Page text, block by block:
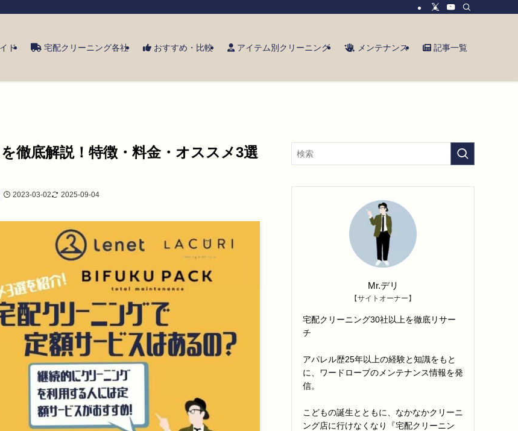
ド 宅配クリーニング各社 おすすめ・比較 アイテム別クリーニング メンテナンス 記事一覧
徹底解説！特徴・料金・オススメ3選
2023-03-02 2025-09-04
Mr.デリ
【サイトオーナー】
宅配クリーニング30社以上を徹底リサー
チ
アパレル歴25年以上の経験と知識をもと
に、ワードローブのメンテナンス情報を発
信。
こどもの誕生とともに、なかなかクリーニ
ング店に行けなくなり『宅配クリーニン